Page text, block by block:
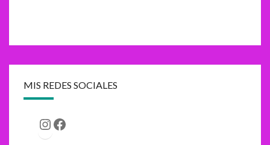
MIS REDES SOCIALES
Instagram
Facebook